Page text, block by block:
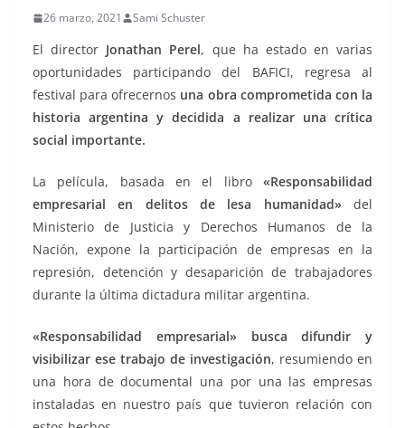
26 marzo, 2021 Sami Schuster
El director Jonathan Perel, que ha estado en varias
oportunidades participando del BAFICI, regresa al
festival para ofrecernos una obra comprometida con la
historia argentina y decidida a realizar una crítica
social importante.
La película, basada en el libro «Responsabilidad
empresarial en delitos de lesa humanidad» del
Ministerio de Justicia y Derechos Humanos de la
Nación, expone la participación de empresas en la
represión, detención y desaparición de trabajadores
durante la última dictadura militar argentina.
«Responsabilidad empresarial» busca difundir y
visibilizar ese trabajo de investigación, resumiendo en
una hora de documental una por una las empresas
instaladas en nuestro país que tuvieron relación con